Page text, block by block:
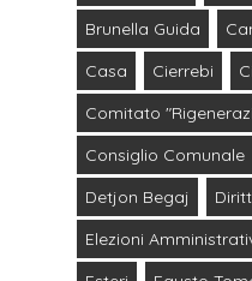
Brunella Guida
Casa
Cierrebi
Comitato
Consiglio Comunale
Detjon Begaj
Elezioni